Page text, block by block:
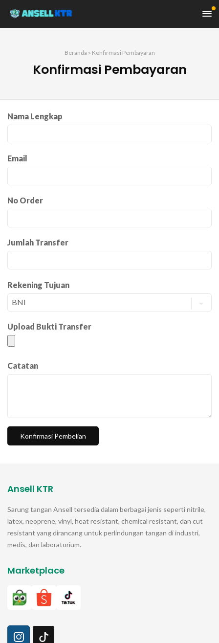
Beranda » Konfirmasi Pembayaran
Konfirmasi Pembayaran
Nama Lengkap
Email
No Order
Jumlah Transfer
Rekening Tujuan
Upload Bukti Transfer
Catatan
Ansell KTR
Sarung tangan Ansell tersedia dalam berbagai jenis seperti nitrile,
latex, neoprene, vinyl, heat resistant, chemical resistant, dan cut
resistant yang dirancang untuk perlindungan tangan di industri,
medis, dan laboratorium.
Marketplace